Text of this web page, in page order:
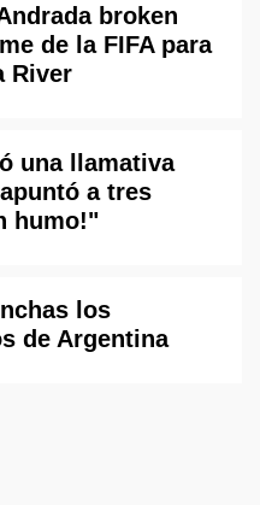
broken
de la FIFA para
River
una llamativa
a tres
humo!"
los
de Argentina